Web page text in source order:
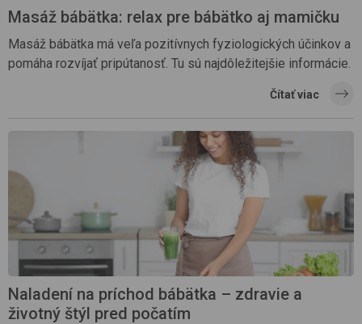
Masáž bábätka: relax pre bábätko aj mamičku
Masáž bábätka má veľa pozitívnych fyziologických účinkov a
pomáha rozvíjať pripútanosť. Tu sú najdôležitejšie informácie.
Čítať viac
Naladení na príchod bábätka – zdravie a
životný štýl pred počatím